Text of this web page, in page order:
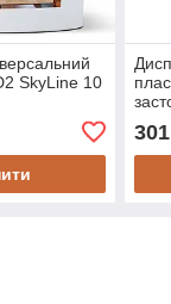
SkyLine 10
301